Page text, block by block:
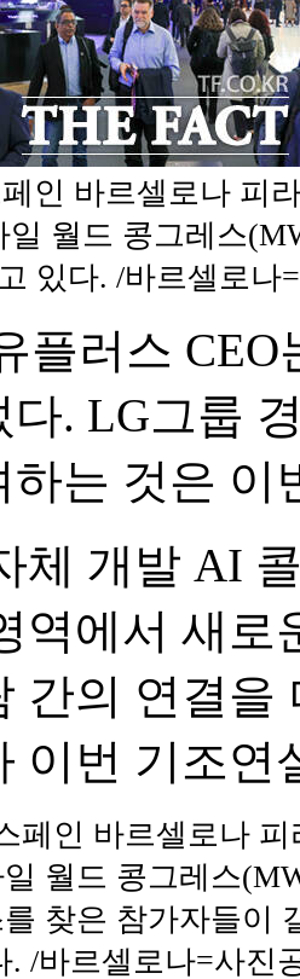
인 바르셀로나 피
월드 콩그레스
있다. /바르셀로나
플러스
다. LG그룹
하는 것은 이
체 개발 AI
역에서 새로
간의 연결을
이번 기조연